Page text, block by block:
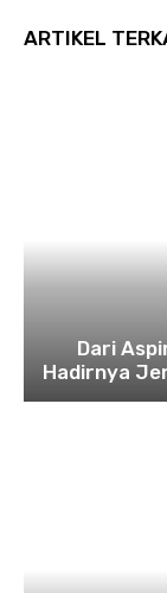
ARTIKEL
Dari
Hadirnya